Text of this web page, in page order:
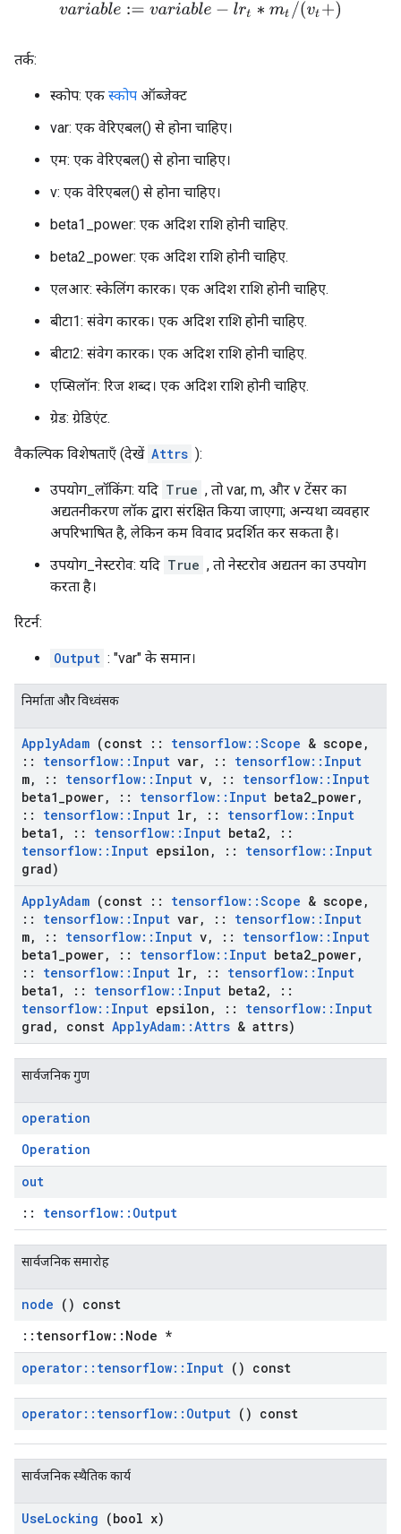
va iab e:=variable −lr t∗m t/ (vt+ )
तर्क:
स्कोप: एक स्कोप ऑब्जेक्ट
var: एक वेरिएबल() से होना चाहिए।
एम: एक वेरिएबल() से होना चाहिए।
v: एक वेरिएबल() से होना चाहिए।
beta1_power: एक अदिश राशि होनी चाहिए.
beta2_power: एक अदिश राशि होनी चाहिए.
एलआर: स्केलिंग कारक। एक अदिश राशि होनी चाहिए.
बीटा1: संवेग कारक। एक अदिश राशि होनी चाहिए.
बीटा2: संवेग कारक। एक अदिश राशि होनी चाहिए.
एप्सिलॉन: रिज शब्द। एक अदिश राशि होनी चाहिए.
ग्रेड: ग्रेडिएंट.
वैकल्पिक विशेषताएँ (देखें Attrs ):
उपयोग_लॉकिंग: यदि True , तो var, m, और v टेंसर का
अद्यतनीकरण लॉक द्वारा संरक्षित किया जाएगा; अन्यथा व्यवहार
अपरिभाषित है, लेकिन कम विवाद प्रदर्शित कर सकता है।
उपयोग_नेस्टरोव: यदि True , तो नेस्टरोव अद्यतन का उपयोग
करता है।
रिटर्न:
Output : "var" के समान।
निर्माता और विध्वंसक
ApplyAdam (const :: tensorflow::Scope & scope ,
::
tensorflow:: Input var, :: tensorflow:: Input
m, :: tensorflow:: Input v, :: tensorflow:: Input
beta1 power, :: tensorflow:: Input beta2 power,
::
tensorflow:: Input lr, :: tensorflow:: Input
beta1 , :: tensorflow:: Input beta2,
::
tensorflow:: Input epsilon , :: tensorflow:: Input
grad)
ApplyAdam (const :: tensorflow::Scope & scope ,
::
tensorflow:: Input var, :: tensorflow:: Input
m, :: tensorflow:: Input v, :: tensorflow:: Input
beta1 power, :: tensorflow:: Input beta2 power,
::
tensorflow:: Input lr, :: tensorflow:: Input
beta1 , :: tensorflow:: Input beta2,
::
tensorflow:: Input epsilon , :: tensorflow:: Input
grad , const ApplyAdam::Attrs & attrs)
सार्वजनिक गुण
operation
Operation
out
:: tensorflow::Output
सार्वजनिक समारोह
node () const
::tensorflow::Node *
operator:: tensorflow:: Input () const
operator:: tensorflow:: Output () const
सार्वजनिक स्थैतिक कार्य
UseLocking (bool x)